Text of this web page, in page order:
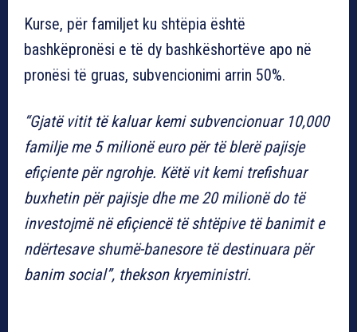
Kurse, për familjet ku shtëpia është
bashkëpronësi e të dy bashkëshortëve apo në
pronësi të gruas, subvencionimi arrin 50%.
“Gjatë vitit të kaluar kemi subvencionuar 10,000
familje me 5 milionë euro për të blerë pajisje
efiçiente për ngrohje. Këtë vit kemi trefishuar
buxhetin për pajisje dhe me 20 milionë do të
investojmë në efiçiencë të shtëpive të banimit e
ndërtesave shumë-banesore të destinuara për
banim social”, thekson kryeministri.